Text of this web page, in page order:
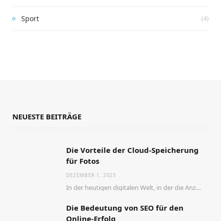
Sport (4)
NEUESTE BEITRÄGE
Die Vorteile der Cloud-Speicherung
für Fotos
DEZEMBER 1, 2025
In der heutigen digitalen Welt, in der die Anzahl der aufgenommenen Fotos stetig zunimmt, wird…
Die Bedeutung von SEO für den
Online-Erfolg